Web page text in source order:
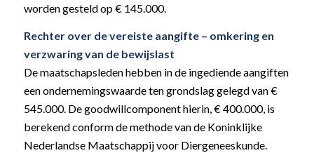
worden gesteld op € 145.000.
Rechter over de vereiste aangifte – omkering en
verzwaring van de bewijslast
De maatschapsleden hebben in de ingediende aangiften
een ondernemingswaarde ten grondslag gelegd van €
545.000. De goodwillcomponent hierin, € 400.000, is
berekend conform de methode van de Koninklijke
Nederlandse Maatschappij voor Diergeneeskunde.